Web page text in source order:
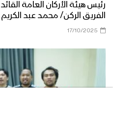
ويعلن مبادرة
الأعمال
أيام
كلمة قائد
رئيس هيئة الأركان العامة
الفريق الركن/ محمد عبد
17/10/2025